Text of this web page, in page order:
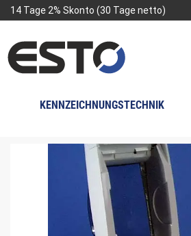
14 Tage 2% Skonto (30 Tage netto)
KENNZEICHNUNGSTECHNIK